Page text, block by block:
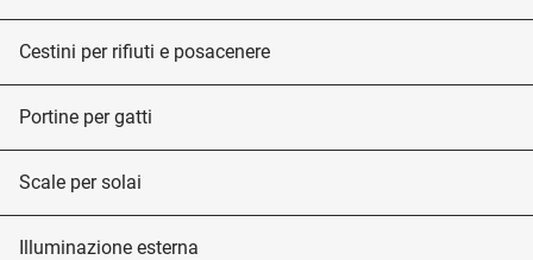
Cestini per rifiuti e posacenere
Portine per gatti
Scale per solai
Illuminazione esterna